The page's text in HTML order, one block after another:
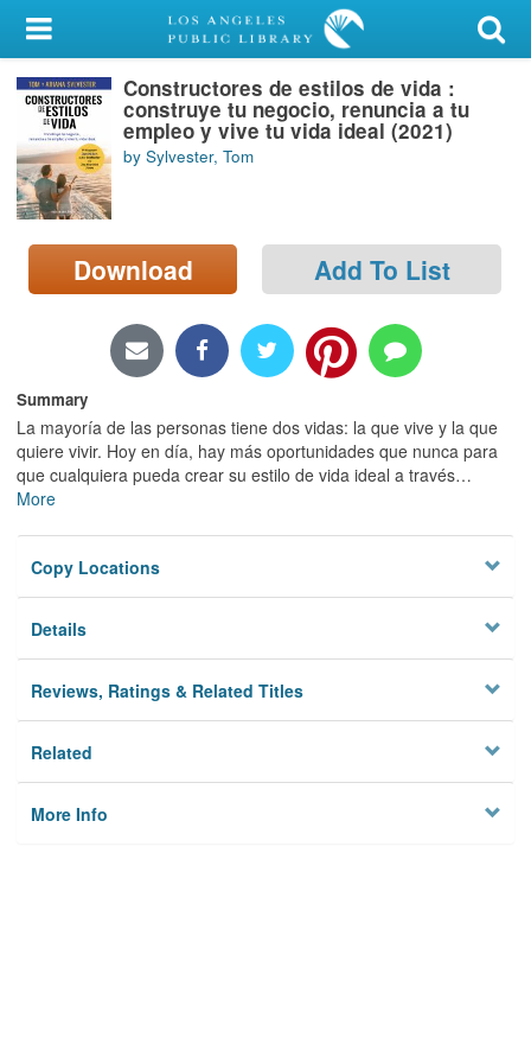
My Account
Library Card
Sign In
Search
Locations/Hours (external
page)
Constructores de estilos de vida :
construye tu negocio, renuncia a tu
empleo y vive tu vida ideal (2021)
by Sylvester, Tom
Download Add To List
Summary
La mayoría de las personas tiene dos vidas: la que vive y la que
quiere vivir. Hoy en día, hay más oportunidades que nunca para
que cualquiera pueda crear su estilo de vida ideal a través…
More
Copy Locations
Details
Reviews, Ratings & Related Titles
Related
More Info